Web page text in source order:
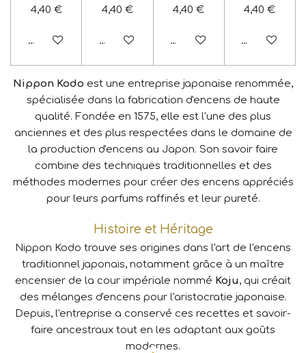
4,40 €
Ajouter au panier
4,40 €
Ajouter au panier
4,40 €
Ajouter au panier
4,40 €
Ajouter au
Nippon Kodo est une entreprise japonaise renommée,
spécialisée dans la fabrication d'encens de haute
qualité. Fondée en 1575, elle est l'une des plus
anciennes et des plus respectées dans le domaine de
la production d'encens au Japon. Son savoir faire
combine des techniques traditionnelles et des
méthodes modernes pour créer des encens appréciés
pour leurs parfums raffinés et leur pureté.
Histoire et Héritage
Nippon Kodo trouve ses origines dans l'art de l'encens
traditionnel japonais, notamment grâce à un maître
encensier de la cour impériale nommé Koju, qui créait
des mélanges d'encens pour l'aristocratie japonaise.
Depuis, l'entreprise a conservé ces recettes et savoir-
faire ancestraux tout en les adaptant aux goûts
modernes.